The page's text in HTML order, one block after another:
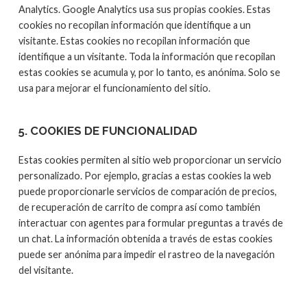
Analytics. Google Analytics usa sus propias cookies. Estas
cookies no recopilan información que identifique a un
visitante. Estas cookies no recopilan información que
identifique a un visitante. Toda la información que recopilan
estas cookies se acumula y, por lo tanto, es anónima. Solo se
usa para mejorar el funcionamiento del sitio.
5. COOKIES DE FUNCIONALIDAD
Estas cookies permiten al sitio web proporcionar un servicio
personalizado. Por ejemplo, gracias a estas cookies la web
puede proporcionarle servicios de comparación de precios,
de recuperación de carrito de compra así como también
interactuar con agentes para formular preguntas a través de
un chat. La información obtenida a través de estas cookies
puede ser anónima para impedir el rastreo de la navegación
del visitante.